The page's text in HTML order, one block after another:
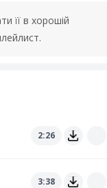
її в хорошій
2:26
3:38